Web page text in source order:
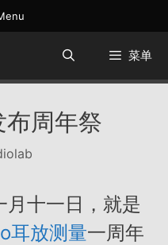
菜单
周年祭
十一日，就是
耳放测量一周年